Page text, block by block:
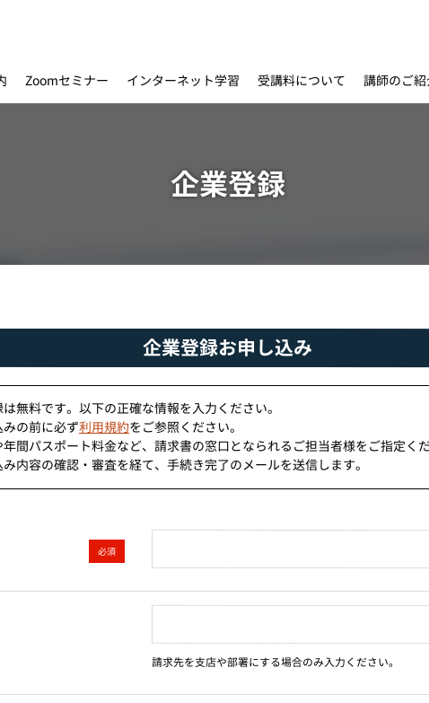
Zoomセミナー インターネット学習 受講料について 講師のご紹
企業登録
企業登録お申し込み
無料です。以下の正確な情報を入力ください。
みの前に必ず利用規約をご参照ください。
年間パスポート料金など、請求書の窓口となられるご担当者様をご指定く
み内容の確認・審査を経て、手続き完了のメールを送信します。
必須
請求先を支店や部署にする場合のみ入力ください。